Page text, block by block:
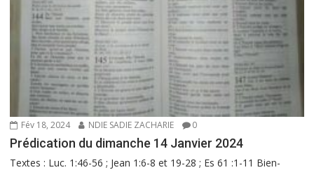
Fév 18, 2024 NDIE SADIE ZACHARIE 0
Prédication du dimanche 14 Janvier 2024
Textes : Luc. 1:46-56 ; Jean 1:6-8 et 19-28 ; Es 61 :1-11 Bien-